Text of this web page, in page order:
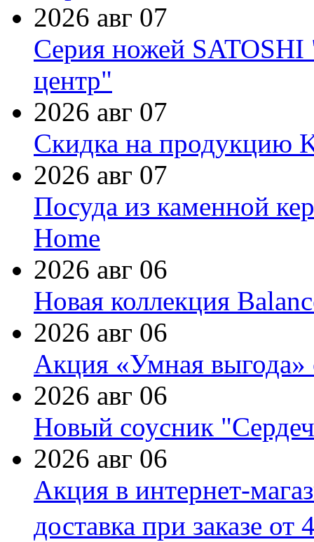
2026 авг 07
Серия ножей
центр"
2026 авг 07
Скидка на продукцию
2026 авг 07
Посуда из каменной
Home
2026 авг 06
Новая коллекция
2026 авг 06
Акция «Умная выгода»
2026 авг 06
Новый соусник
2026 авг 06
Акция в интернет-
доставка при заказе от